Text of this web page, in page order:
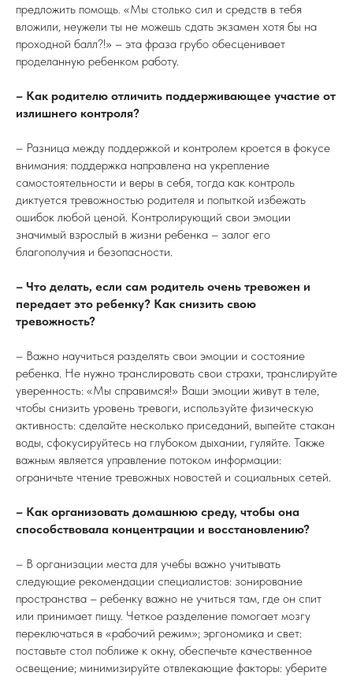
предложить помощь. «Мы столько сил и средств в тебя
вложили, неужели ты не можешь сдать экзамен хотя бы на
проходной балл?!» – эта фраза грубо обесценивает
проделанную ребенком работу.
– Как родителю отличить поддерживающее участие от
излишнего контроля?
– Разница между поддержкой и контролем кроется в фокусе
внимания: поддержка направлена на укрепление
самостоятельности и веры в себя, тогда как контроль
диктуется тревожностью родителя и попыткой избежать
ошибок любой ценой. Контролирующий свои эмоции
значимый взрослый в жизни ребенка – залог его
благополучия и безопасности.
– Что делать, если сам родитель очень тревожен и
передает это ребенку? Как снизить свою
тревожность?
– Важно научиться разделять свои эмоции и состояние
ребенка. Не нужно транслировать свои страхи, транслируйте
уверенность: «Мы справимся!» Ваши эмоции живут в теле,
чтобы снизить уровень тревоги, используйте физическую
активность: сделайте несколько приседаний, выпейте стакан
воды, сфокусируйтесь на глубоком дыхании, гуляйте. Также
важным является управление потоком информации:
ограничьте чтение тревожных новостей и социальных сетей.
– Как организовать домашнюю среду, чтобы она
способствовала концентрации и восстановлению?
– В организации места для учебы важно учитывать
следующие рекомендации специалистов: зонирование
пространства – ребенку важно не учиться там, где он спит
или принимает пищу. Четкое разделение помогает мозгу
переключаться в «рабочий режим»; эргономика и свет:
поставьте стол поближе к окну, обеспечьте качественное
освещение; минимизируйте отвлекающие факторы: уберите